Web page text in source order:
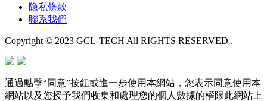
隐私條款
聯系我們
Copyright © 2023 GCL-TECH All RIGHTS RESERVED .
通過點擊“同意”按鈕或進一步使用本網站，您表示同意使用本
網站以及您授予我們收集和處理您的個人數據的權限此網站上